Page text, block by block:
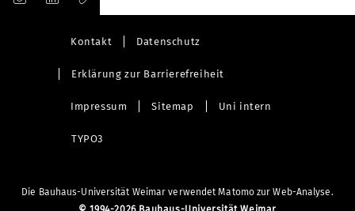
Kontakt Datenschutz
Erklärung zur Barrierefreiheit
Impressum Sitemap Uni intern
TYPO3
Die Bauhaus-Universität Weimar verwendet Matomo zur Web-Analyse.